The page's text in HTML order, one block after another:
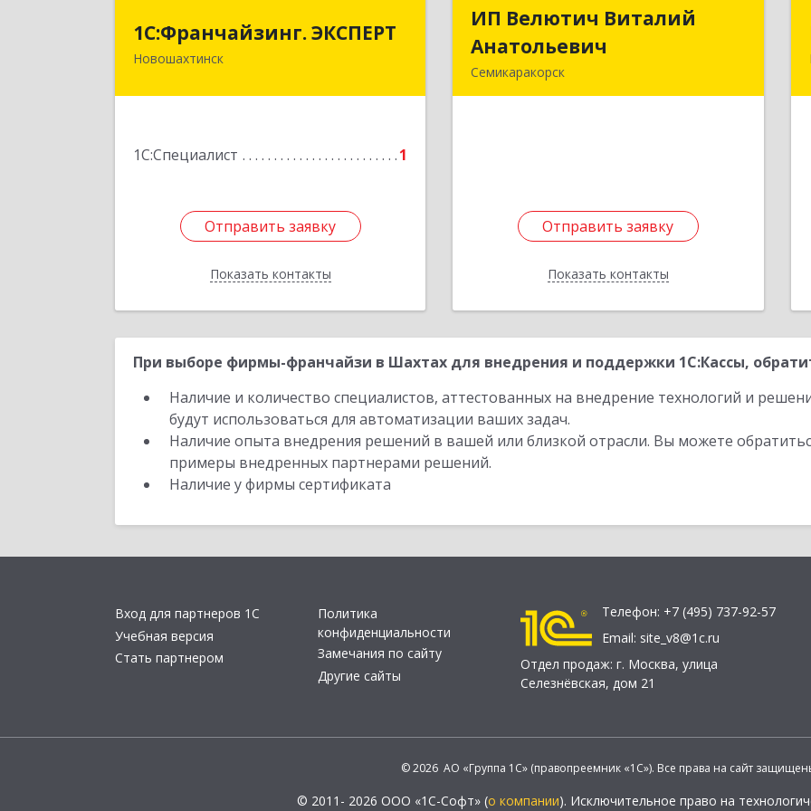
1С:Франчайзинг. ЭКСПЕРТ
Новошахтинск
1С:Специалист 1
Отправить заявку
Показать контакты
1С:Франчайзинг. ЭКСПЕРТ
Подробнее
Отправить заявку
Назад
ИП Велютич Виталий
Анатольевич
Семикаракорск
Отправить заявку
Показать контакты
ИП Велютич Виталий
Отправить заявку
Назад
При выборе фирмы-франчайзи в Шахтах для внедрения и поддержки 1С:Кассы,
Наличие и количество специалистов, аттестованных на внедрение технологий и
будут использоваться для автоматизации ваших задач.
Наличие опыта внедрения решений в вашей или близкой отрасли. Вы можете
примеры внедренных партнерами решений.
Наличие у фирмы сертификата
Вход для партнеров 1С
Учебная версия
Стать партнером
Политика
конфиденциальности
Замечания по сайту
Другие сайты
Телефон: +7 (495) 737-92-57
Email: site_v8@1c.ru
Отдел продаж: г. Москва, улица
Селезнёвская, дом 21
© 2026 АО «Группа 1С» (правопреемник «1С»). Все права на сайт
© 2011- 2026 ООО «1С-Софт» (о компании). Исключительное право на